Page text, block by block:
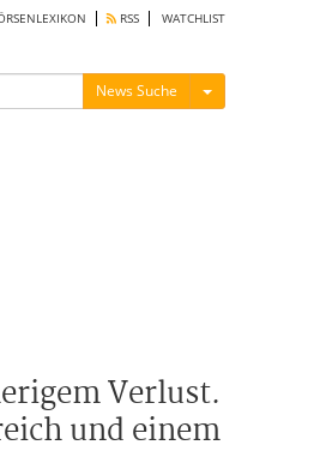
RSS WATCHLIST
News Suche Menü ein-/
Verlust.
und einem